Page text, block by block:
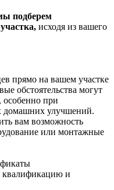
подберем
исходя из вашего
прямо на вашем участке
обстоятельства могут
особенно при
домашних улучшений.
вам возможность
или монтажные
и